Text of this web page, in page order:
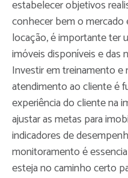
estabelecer objetivos
conhecer bem o mercado
locação, é importante ter
imóveis disponíveis e das
Investir em treinamento e
atendimento ao cliente é
experiência do cliente na
ajustar as metas para
indicadores de
monitoramento é
esteja no caminho certo